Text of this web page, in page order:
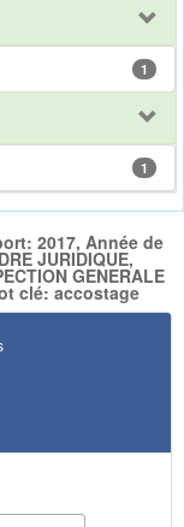
1
1
2017, Année de
JURIDIQUE,
GENERALE
clé: accostage